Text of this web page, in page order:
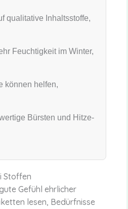
qualitative Inhaltsstoffe,
Feuchtigkeit im Winter,
können helfen,
Bürsten und Hitze-
Stoffen
Gefühl ehrlicher
lesen, Bedürfnisse